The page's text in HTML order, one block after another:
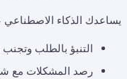
يساعدك الذكاء
التنبؤ بالطلب
رصد المشكلات مع